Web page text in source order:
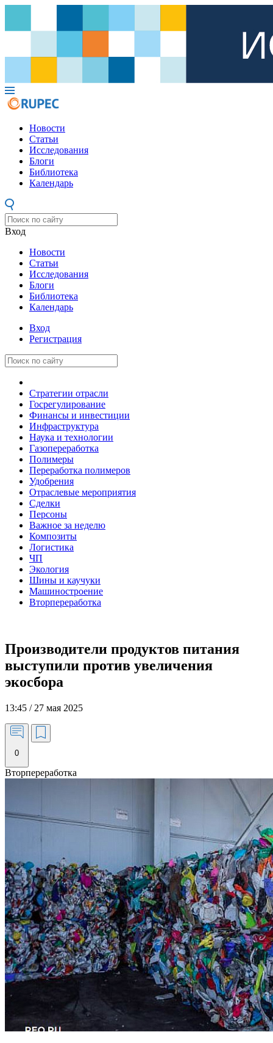
Новости
Статьи
Исследования
Блоги
Библиотека
Календарь
Вход
Новости
Статьи
Исследования
Блоги
Библиотека
Календарь
Вход
Регистрация
Стратегии отрасли
Госрегулирование
Финансы и инвестиции
Инфраструктура
Наука и технологии
Газопереработка
Полимеры
Переработка полимеров
Удобрения
Отраслевые мероприятия
Сделки
Персоны
Важное за неделю
Композиты
Логистика
ЧП
Экология
Шины и каучуки
Машиностроение
Вторпереработка
Производители продуктов питания
выступили против увеличения
экосбора
13:45 / 27 мая 2025
0